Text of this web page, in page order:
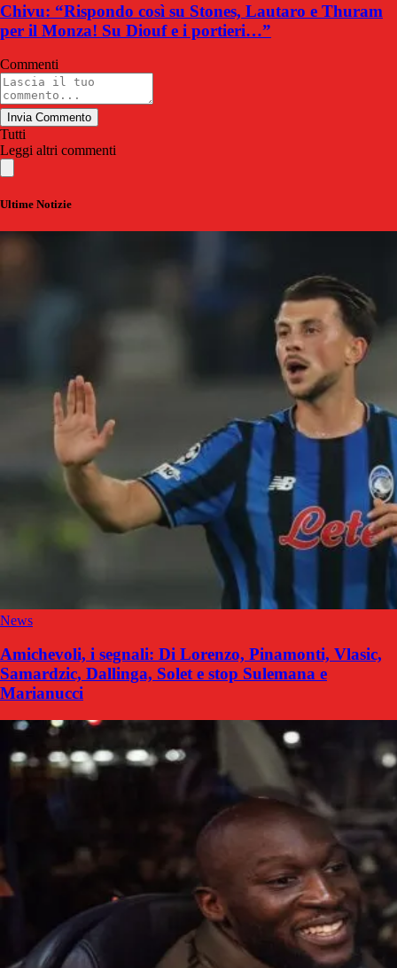
Chivu: “Rispondo così su Stones, Lautaro e Thuram
per il Monza! Su Diouf e i portieri…”
Commenti
Invia Commento
Tutti
Leggi altri commenti
Ultime Notizie
News
Amichevoli, i segnali: Di Lorenzo, Pinamonti, Vlasic,
Samardzic, Dallinga, Solet e stop Sulemana e
Marianucci